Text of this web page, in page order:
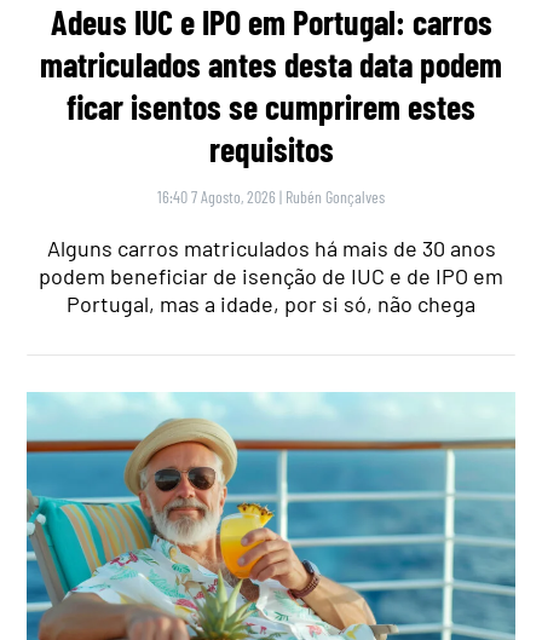
Adeus IUC e IPO em Portugal: carros
matriculados antes desta data podem
ficar isentos se cumprirem estes
requisitos
16:40 7 Agosto, 2026 | Rubén Gonçalves
Alguns carros matriculados há mais de 30 anos
podem beneficiar de isenção de IUC e de IPO em
Portugal, mas a idade, por si só, não chega